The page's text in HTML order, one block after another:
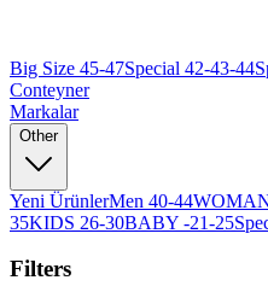
Big Size 45-47Special 42-43-44
Conteyner
Markalar
Other
Yeni ÜrünlerMen 40-44
35KIDS 26-30BABY -21-25
Filters